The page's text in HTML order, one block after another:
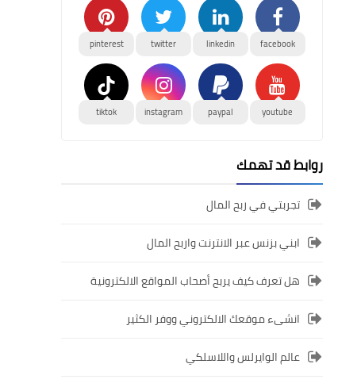
facebook
linkedin
twitter
pinterest
youtube
paypal
instagram
tiktok
روابط قد تهمك
تجربتي في ربح المال
ابني بزنس عبر الانترنت واربح المال
هل تعرف كيف يربح أصحاب المواقع الالكترونية
انشىء موقعك الالكتروني ووفر الكثير
عالم الوايرلس واللاسلكي